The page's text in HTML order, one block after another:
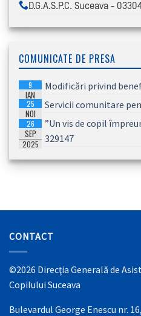
D.G.A.S.P.C. Suceava -
COMUNICATE DE PRESA
9
IAN
2026
Modificări privind
25
NOI
2025
Servicii comunitare
26
SEP
2025
”Un vis de copil
329147
CONTACT
©2026 Direcţia Generală de
Copilului Suceava
Bulevardul George Enescu nr.